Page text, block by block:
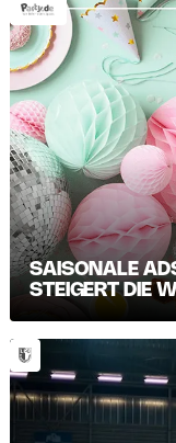
SAISONALE
STEIGERT DIE